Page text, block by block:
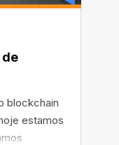
blockchain
estamos